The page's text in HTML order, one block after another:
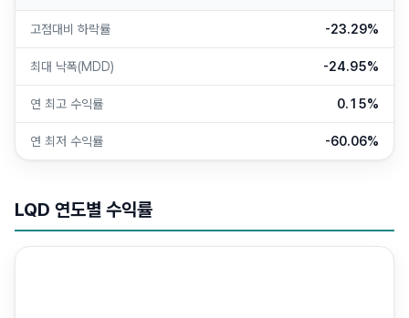
고점대비 하락률 -23.29%
최대 낙폭(MDD) -24.95%
연 최고 수익률 0.15%
연 최저 수익률 -60.06%
LQD 연도별 수익률